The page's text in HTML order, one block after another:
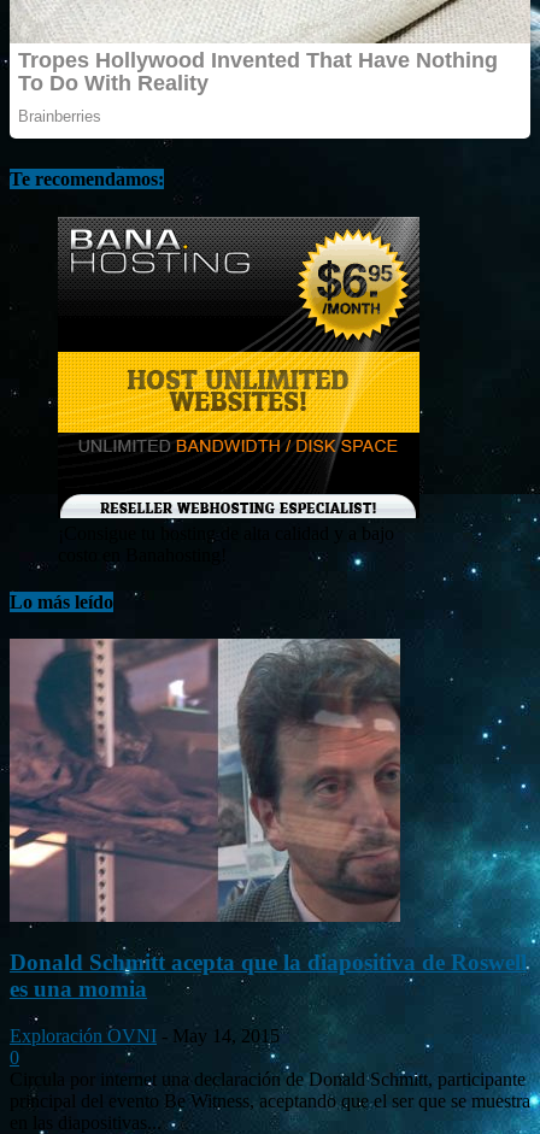
Te recomendamos:
¡Consigue tu hosting de alta calidad y a bajo
Lo más leído
Donald Schmitt acepta que la diapositiva de Roswell
es una momia
Exploración OVNI - May 14, 2015
0
Circula por internet una declaración de Donald Schmitt, participante
principal del evento Be Witness, aceptando que el ser que se muestra
en las diapositivas...